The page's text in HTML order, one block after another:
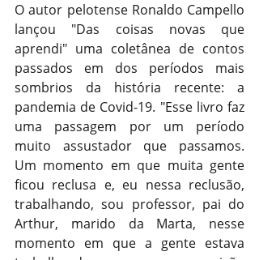
O autor pelotense Ronaldo Campello
lançou "Das coisas novas que
aprendi" uma coletânea de contos
passados em dos períodos mais
sombrios da história recente: a
pandemia de Covid-19. "Esse livro faz
uma passagem por um período
muito assustador que passamos.
Um momento em que muita gente
ficou reclusa e, eu nessa reclusão,
trabalhando, sou professor, pai do
Arthur, marido da Marta, nesse
momento em que a gente estava